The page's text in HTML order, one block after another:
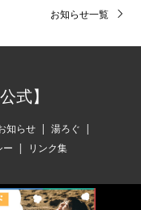
お知らせ一覧
式】
知らせ
湯ろぐ
ー リンク集